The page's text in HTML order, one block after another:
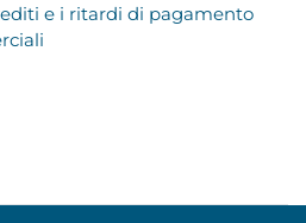
e i ritardi di pagamento